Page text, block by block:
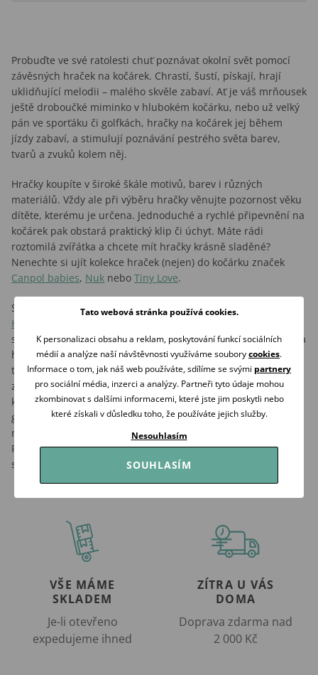
Probuďte ve své ratolesti chuť poznávat okolní svět pomocí
závěsných hraček na kočárek. Chrastí, šustí, pískají, hrají
uklidňující melodii – malého skvěle zabaví. Ať je váš mrňousek
ještě droboučké miminko v hlubokém kočárku, nebo už velký
pán ve sporťáku či golfkách, hračky na kočárek jej během
jízdy zabaví, a stimulují poznávání pestrého světa barev,
tvarů a zvuků kolem něj.
Hračky koupíte v široké škále motivů, barev i různých
materiálů. Vždy ale při výběru hračky věnujte pozornost věku
dítěte, kterému je určena. Jednoduché a rychlé připevnění na
kočárek pak obstará praktický klip či úchyt. Máte rádi
roztomilá zvířátka a chcete mít hračky krásně sladěné?
Nenechte si ujít kolekce hraček (nejen) do kočárku značek
Canpol babies, Nuk nebo Tiny Love.
Speciálně navržené černo-bílé kolekce značek
Hencz Toys
správnému vývoji zraku miminek. Chcete pro svého mrňouska
heboučké hračky z jemného plyše v módních pastelových
tónech? Pak vás jistě potěší značkyLittle DutchčiTiamo. Obě
značky dělají i skvěléedukační hračky. Klasickou hračkou do
kočárku pro nejmenší miminka, prověřenou mnoha
generacemi, jsou chrastící řetězy. Oblíbeným druhem hraček
na kočárek jsou ale i plyšové spirálky
Připevněte je na postýlku nebo autosedačku „vajíčko“ a těšte
se z rozzářeného úsměvu svého miminka.
VŠE MÁME
SKLADEM
Je-li otevřeno
expedujeme ihned
ZÍTRA U VÁS
DOMA
Doprava zdarma nad
2 000 Kč
Tato webová stránka používá cookies.
K personalizaci obsahu a reklam, poskytování funkcí sociálních
médií a analýze naší návštěvnosti využíváme souborycookies.
Informace o tom, jak náš web používáte, sdílíme se svými partnery
pro sociální média, inzerci a analýzy. Partneři tyto údaje mohou
zkombinovat s dalšími informacemi, které jste jim poskytli nebo
které získali v důsledku toho, že používáte jejich služby.
Nesouhlasím
SOUHLASÍM